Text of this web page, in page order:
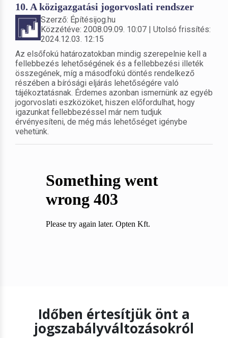
10. A közigazgatási jogorvoslati rendszer
Szerző: Építésijog.hu
Közzétéve: 2008.09.09. 10:07 | Utolsó frissítés:
2024.12.03. 12:15
Az elsőfokú határozatokban mindig szerepelnie kell a
fellebbezés lehetőségének és a fellebbezési illeték
összegének, míg a másodfokú döntés rendelkező
részében a bírósági eljárás lehetőségére való
tájékoztatásnak. Érdemes azonban ismernünk az egyéb
jogorvoslati eszközöket, hiszen előfordulhat, hogy
igazunkat fellebbezéssel már nem tudjuk
érvényesíteni, de még más lehetőséget igénybe
vehetünk.
Időben értesítjük önt a
jogszabályváltozásokról